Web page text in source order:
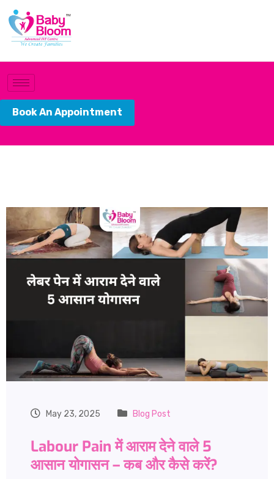
Book An Appointment
May 23, 2025 Blog Post
Labour Pain में आराम देने वाले 5
आसान योगासन – कब और कैसे करें?